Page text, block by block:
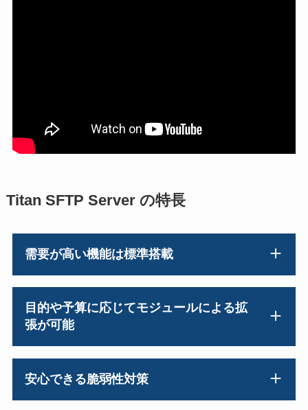
Titan SFTP Server の特長
需要が高い機能は標準搭載
目的や予算に応じてモジュールによる拡
張が可能
安心できる脆弱性対策